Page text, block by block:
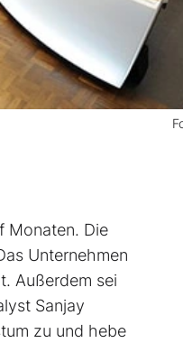
Monaten. Die
Unternehmen
Außerdem sei
Sanjay
zu und hebe